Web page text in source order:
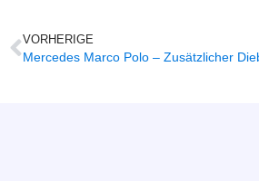
VORHERIGE
Mercedes Marco Polo – Zusätzlicher